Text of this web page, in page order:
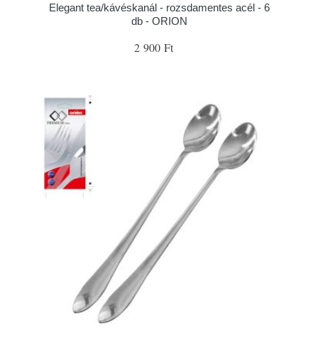
Elegant tea/kávéskanál - rozsdamentes acél - 6
db - ORION
2 900 Ft